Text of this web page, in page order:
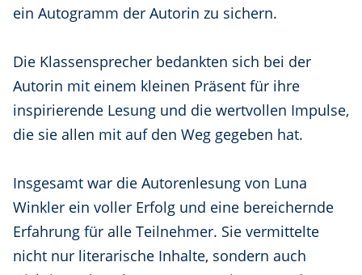
ein Autogramm der Autorin zu sichern.
Die Klassensprecher bedankten sich bei der
Autorin mit einem kleinen Präsent für ihre
inspirierende Lesung und die wertvollen Impulse,
die sie allen mit auf den Weg gegeben hat.
Insgesamt war die Autorenlesung von Luna
Winkler ein voller Erfolg und eine bereichernde
Erfahrung für alle Teilnehmer. Sie vermittelte
nicht nur literarische Inhalte, sondern auch